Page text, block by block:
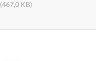
(467,0 KB)